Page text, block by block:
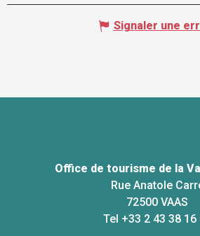
Signaler une
Office de tourisme de la
Rue Anatole
72500 VAAS
Tel +33 2 43 38 16